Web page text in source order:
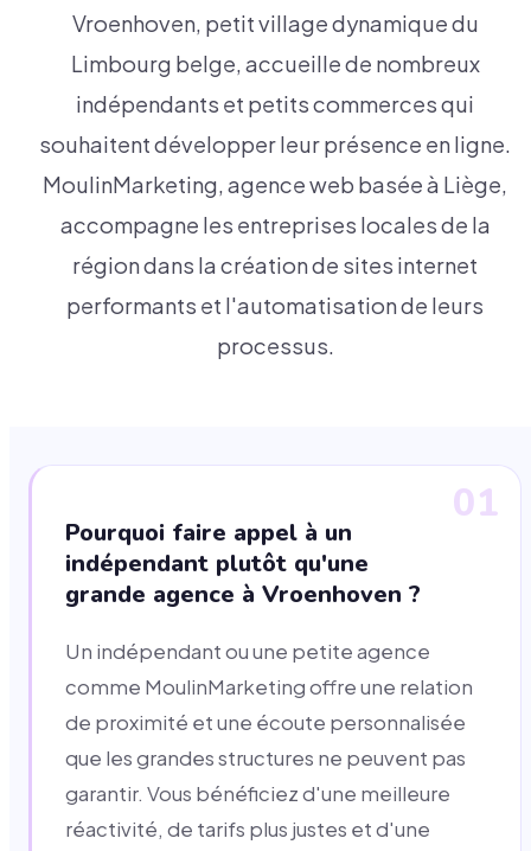
Vroenhoven, petit village dynamique du
Limbourg belge, accueille de nombreux
indépendants et petits commerces qui
souhaitent développer leur présence en ligne.
MoulinMarketing, agence web basée à Liège,
accompagne les entreprises locales de la
région dans la création de sites internet
performants et l'automatisation de leurs
processus.
01
Pourquoi faire appel à un
indépendant plutôt qu'une
grande agence à Vroenhoven ?
Un indépendant ou une petite agence
comme MoulinMarketing offre une relation
de proximité et une écoute personnalisée
que les grandes structures ne peuvent pas
garantir. Vous bénéficiez d'une meilleure
réactivité, de tarifs plus justes et d'une